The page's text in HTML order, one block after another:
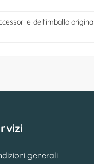
e dell'imballo
generali